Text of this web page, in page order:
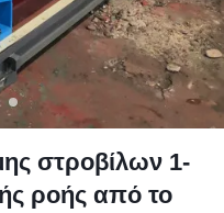
στροβίλων 1-
ροής από το